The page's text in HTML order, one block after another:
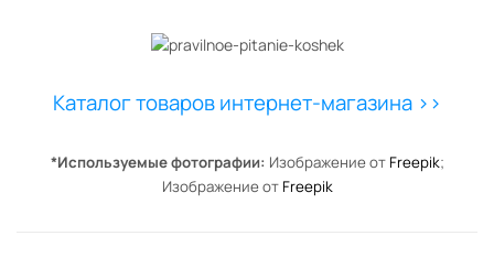
Каталог товаров интернет-магазина >>
*Используемые фотографии: Изображение от Freepik;
Изображение от Freepik